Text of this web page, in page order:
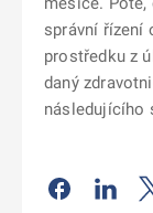
správní řízení
prostředku z
daný
následujícího
Odkaz